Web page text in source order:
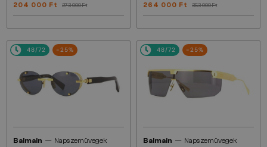
204 000 Ft 273 000 Ft 264 000 Ft 353 000 Ft
48/72 -25%
Balmain — Napszemüvegek
48/72 -25%
Balmain — Napszemüvegek